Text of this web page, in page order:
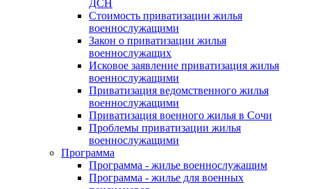
ДСН
Стоимость приватизации жилья
военнослужащими
Закон о приватизации жилья
военнослужащих
Исковое заявление приватизация жилья
военнослужащими
Приватизация ведомственного жилья
военнослужащими
Приватизация военного жилья в Сочи
Проблемы приватизации жилья
военнослужащими
Программа
Программа - жилье военнослужащим
Программа - жилье для военных